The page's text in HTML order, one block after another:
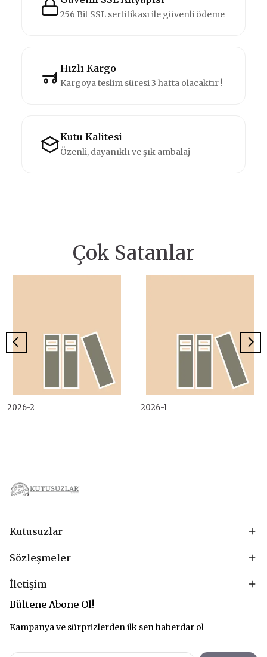
256 Bit SSL sertifikası ile güvenli ödeme
Hızlı Kargo
Kargoya teslim süresi 3 hafta olacaktır !
Kutu Kalitesi
Özenli, dayanıklı ve şık ambalaj
Çok Satanlar
2026-2 2026-1
Kutusuzlar
Sözleşmeler
İletişim
Bültene Abone Ol!
Kampanya ve sürprizlerden ilk sen haberdar ol